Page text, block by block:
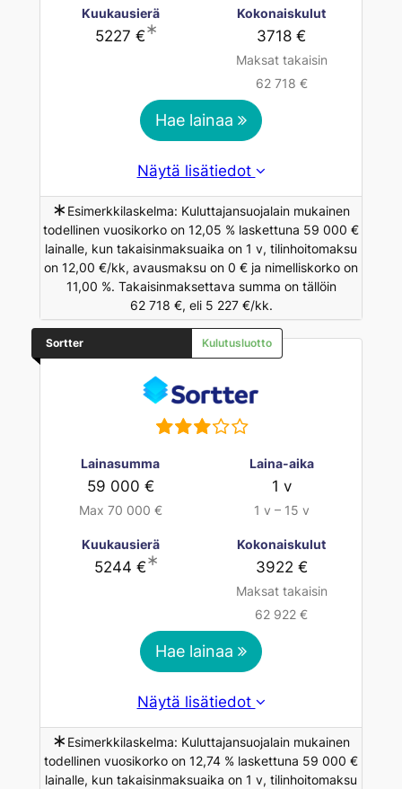
Kuukausierä
5227 €∗
Kokonaiskulut
3718 €
Maksat takaisin
62 718 €
Hae lainaa
Näytä lisätiedot
∗ Esimerkkilaskelma: Kuluttajansuojalain mukainen
todellinen vuosikorko on 12,05 % laskettuna 59 000 €
lainalle, kun takaisinmaksuaika on 1 v, tilinhoitomaksu
on 12,00 €/kk, avausmaksu on 0 € ja nimelliskorko on
11,00 %. Takaisinmaksettava summa on tällöin
62 718 €, eli 5 227 €/kk.
Sortter Kulutusluotto
Lainasumma
59 000 €
Max 70 000 €
Laina-aika
1 v
1 v – 15 v
Kuukausierä
5244 €∗
Kokonaiskulut
3922 €
Maksat takaisin
62 922 €
Hae lainaa
Näytä lisätiedot
∗ Esimerkkilaskelma: Kuluttajansuojalain mukainen
todellinen vuosikorko on 12,74 % laskettuna 59 000 €
lainalle, kun takaisinmaksuaika on 1 v, tilinhoitomaksu